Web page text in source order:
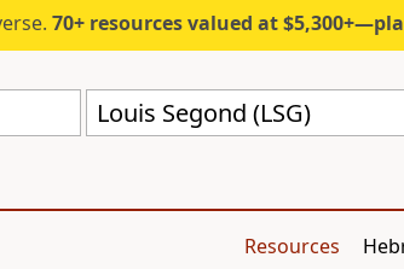
70+ resources valued at $5,300+—plans start under $6/
Louis Segond (LSG)
Resources